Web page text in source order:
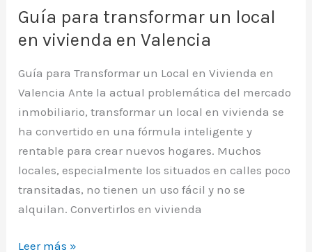
Valencia
2026:
Guía
completa
Guía para transformar un local
en vivienda en Valencia
Guía para Transformar un Local en Vivienda en
Valencia Ante la actual problemática del mercado
inmobiliario, transformar un local en vivienda se
ha convertido en una fórmula inteligente y
rentable para crear nuevos hogares. Muchos
locales, especialmente los situados en calles poco
transitadas, no tienen un uso fácil y no se
alquilan. Convertirlos en vivienda
Guía
Leer más »